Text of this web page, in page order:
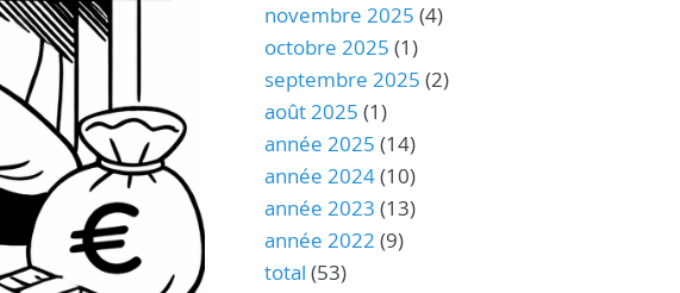
novembre 2025 (4)
octobre 2025 (1)
septembre 2025 (2)
août 2025 (1)
année 2025 (14)
année 2024(10)
année 2023 (13)
année 2022 (9)
total (53)